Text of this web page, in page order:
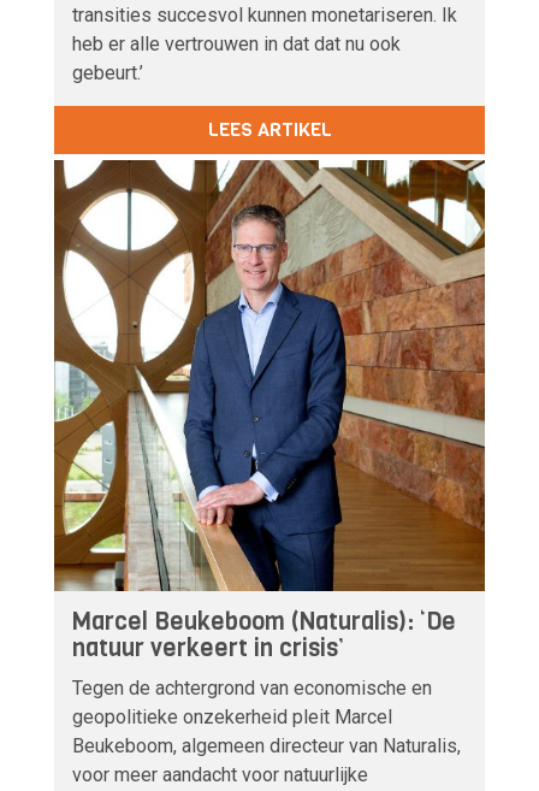
transities succesvol kunnen monetariseren. Ik
heb er alle vertrouwen in dat dat nu ook
gebeurt.’
LEES ARTIKEL
Marcel Beukeboom (Naturalis): ‘De
natuur verkeert in crisis’
Tegen de achtergrond van economische en
geopolitieke onzekerheid pleit Marcel
Beukeboom, algemeen directeur van Naturalis,
voor meer aandacht voor natuurlijke